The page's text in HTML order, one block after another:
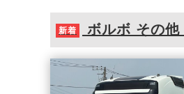
新着 ボルボ その他